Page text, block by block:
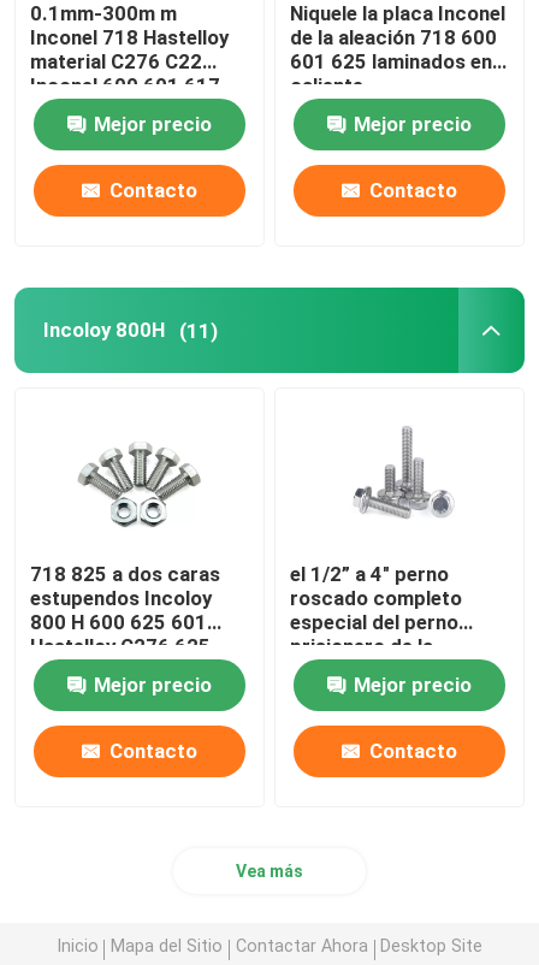
0.1mm-300m m
Inconel 718 Hastelloy
material C276 C22
Inconel 600 601 617
625 713 725 800 825
Monel 400 K500
Mejor precio
Contacto
Niquele la placa Inconel
de la aleación 718 600
601 625 laminados en
caliente
Mejor precio
Contacto
Incoloy 800H (11)
718 825 a dos caras
estupendos Incoloy
800 H 600 625 601
Hastelloy C276 625
F468AC de acero
inoxidables especiales
embrujan pesado
Mejor precio
Contacto
el 1/2” a 4" perno
roscado completo
especial del perno
prisionero de la
aleación C276 de
Hastelloy 904L
Mejor precio
Contacto
Vea más
Inicio Mapa del Sitio Contactar Ahora Desktop Site